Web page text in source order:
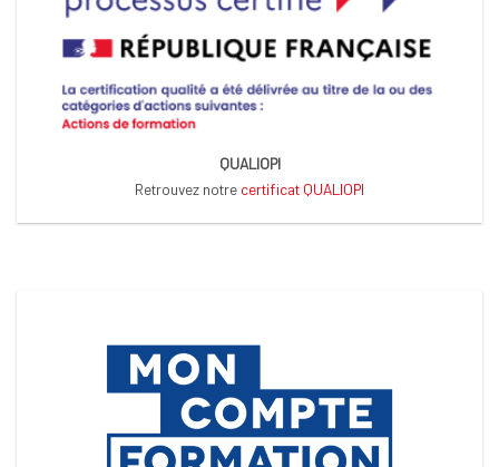
QUALIOPI
Retrouvez notre certificat QUALIOPI